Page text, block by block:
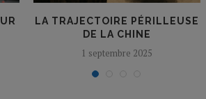
LA TRAJECTOIRE PÉRILLEUSE
DE LA CHINE
1 septembre 2025